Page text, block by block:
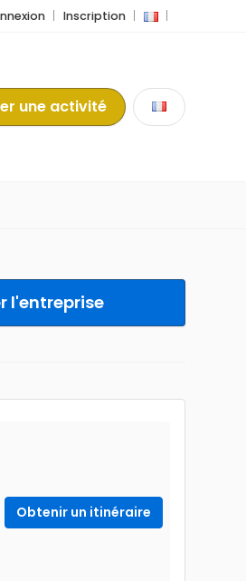
Inscription
une activité
l'entreprise
Obtenir un itinéraire